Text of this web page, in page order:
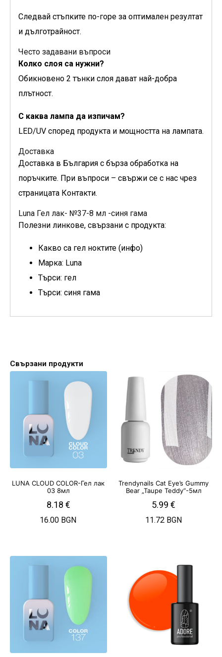
Следвай стъпките по-горе за оптимален резултат
и дълготрайност.
Често задавани въпроси
Колко слоя са нужни?
Обикновено 2 тънки слоя дават най-добра
плътност.
С каква лампа да изпичам?
LED/UV според продукта и мощността на лампата.
Доставка
Доставка в България с бърза обработка на
поръчките. При въпроси – свържи се с нас чрез
страницата Контакти.
Luna Гел лак- №37-8 мл -синя гама
Полезни линкове, свързани с продукта:
Какво са гел ноктите (инфо)
Марка: Luna
Търси: гел
Търси: синя гама
Свързани продукти
LUNA CLOUD COLOR-Гел лак
03 8мл
8.18 €
16.00 BGN
Trendynails Cat Eye’s Gummy
Bear „Taupe Teddy“-5мл
5.99€
11.72 BGN